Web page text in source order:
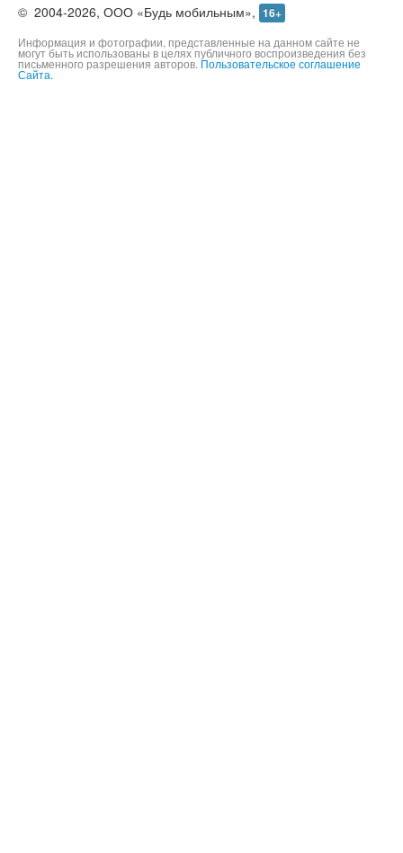
© 2004-2026, ООО «Будь мобильным», 16+
Информация и фотографии, представленные на данном сайте не
могут быть использованы в целях публичного воспроизведения без
письменного разрешения авторов. Пользовательское соглашение
Сайта.